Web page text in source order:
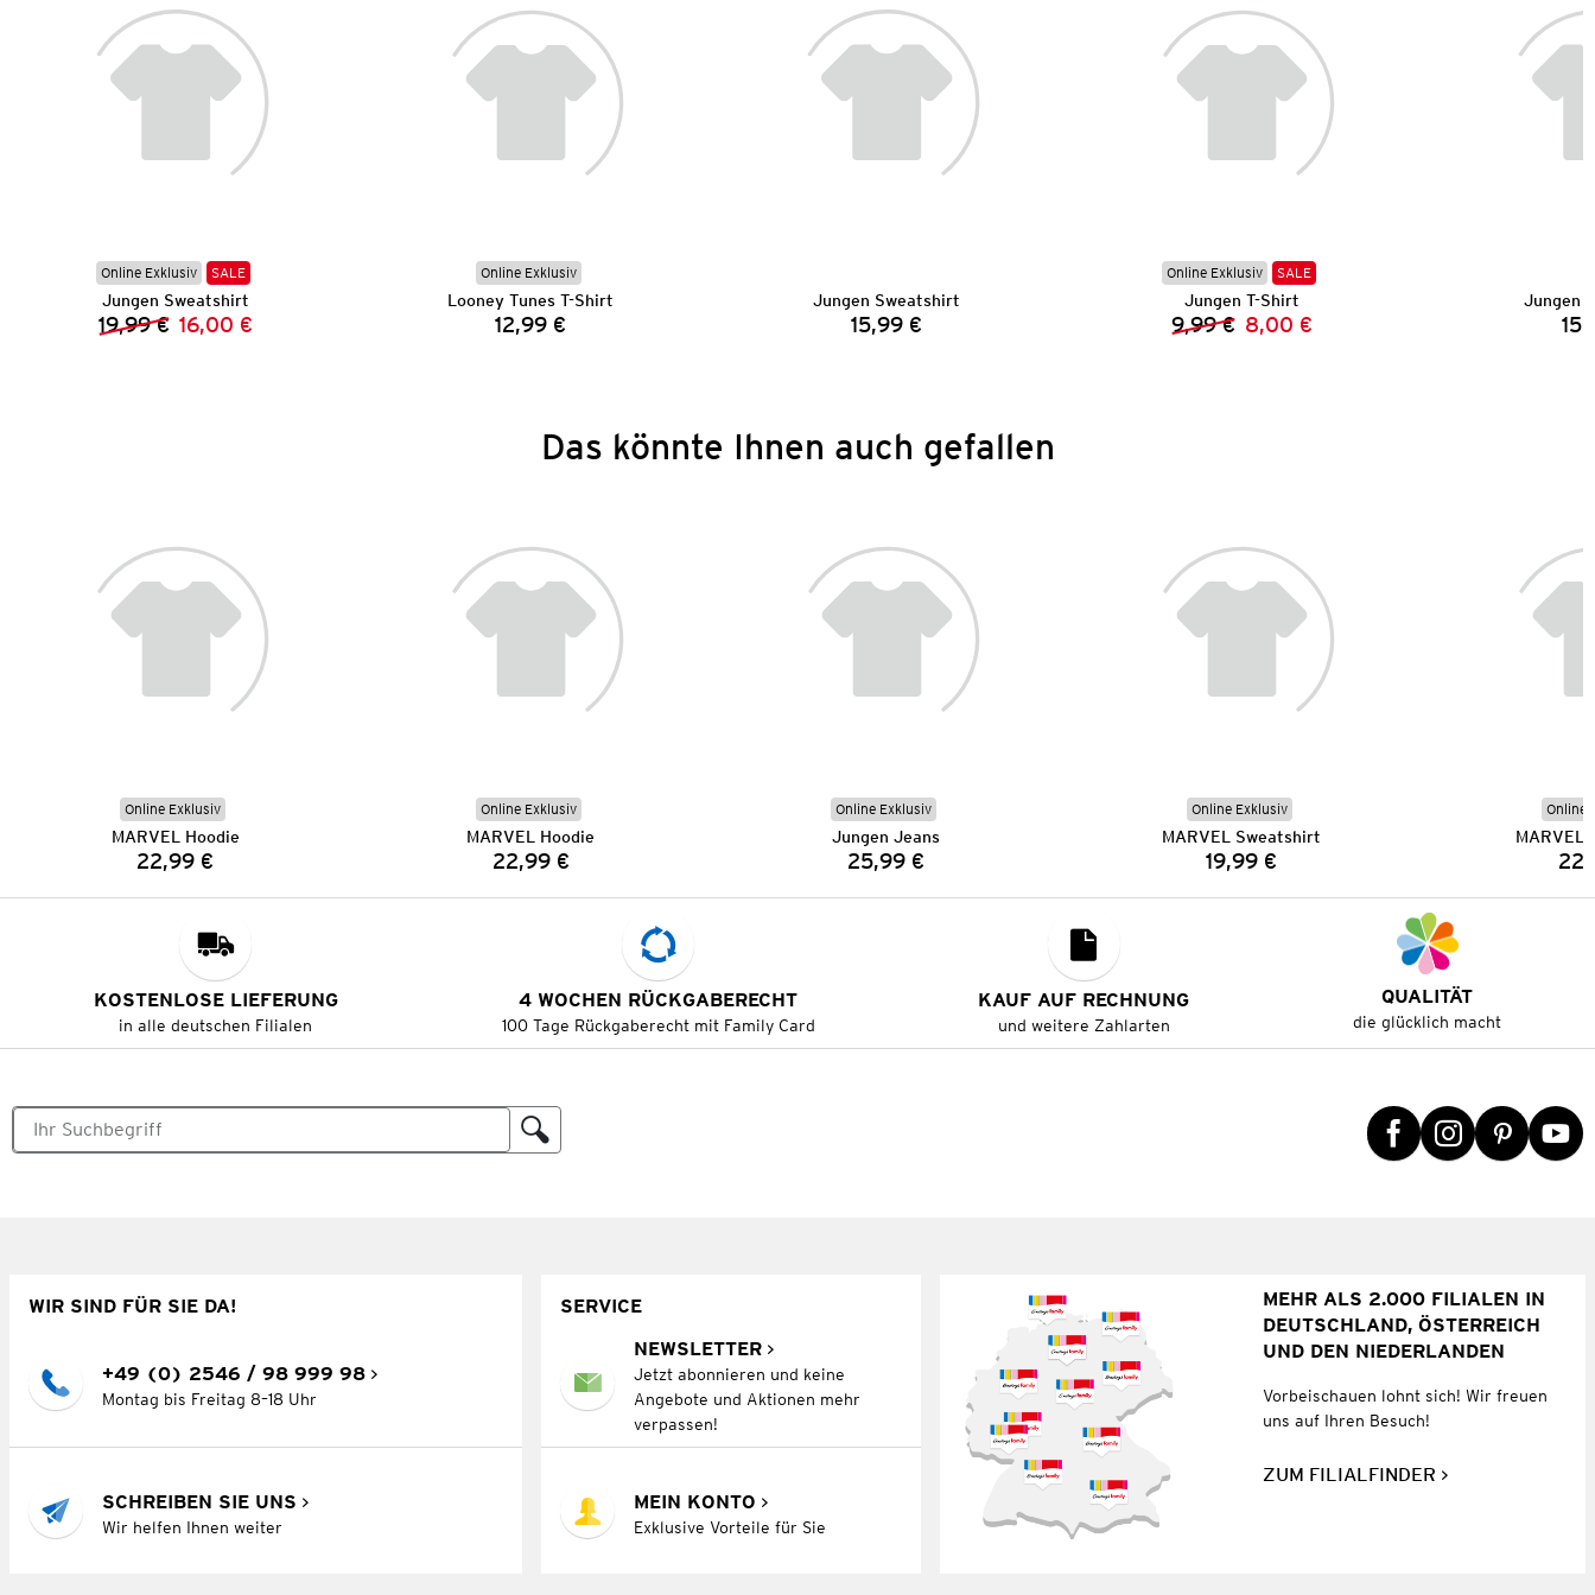
Online Exklusiv SALE
Jungen Sweatshirt
Vorheriger Preis:
19,99 € Neuer Preis:
16,00 €
Online Exklusiv
Looney Tunes T-Shirt
Preis:
12,99 €
Jungen Sweatshirt
Preis:
15,99 €
Online Exklusiv SALE
Jungen T-Shirt
Vorheriger Preis:
9,99 € Neuer Preis:
8,00 €
Jungen
Das könnte Ihnen auch gefallen
Online Exklusiv
MARVEL Hoodie
Preis:
22,99 €
Online Exklusiv
MARVEL Hoodie
Preis:
22,99 €
Online Exklusiv
Jungen Jeans
Preis:
25,99 €
Online Exklusiv
MARVEL Sweatshirt
Preis:
19,99 €
Online
MARVEL
KOSTENLOSE LIEFERUNG
in alle deutschen Filialen
4 WOCHEN RÜCKGABERECHT
100 Tage Rückgaberecht mit Family Card
KAUF AUF RECHNUNG
und weitere Zahlarten
QUALITÄT
die glücklich macht
WIR SIND FÜR SIE DA!
+49 (0) 2546 / 98 999 98
Montag bis Freitag 8–18 Uhr
SCHREIBEN SIE UNS
Wir helfen Ihnen weiter
SERVICE
NEWSLETTER
Jetzt abonnieren und keine
Angebote und Aktionen mehr
verpassen!
MEIN KONTO
Exklusive Vorteile für Sie
MEHR ALS 2.000 FILIALEN IN
DEUTSCHLAND, ÖSTERREICH
UND DEN NIEDERLANDEN
Vorbeischauen lohnt sich! Wir freuen
uns auf Ihren Besuch!
ZUM FILIALFINDER